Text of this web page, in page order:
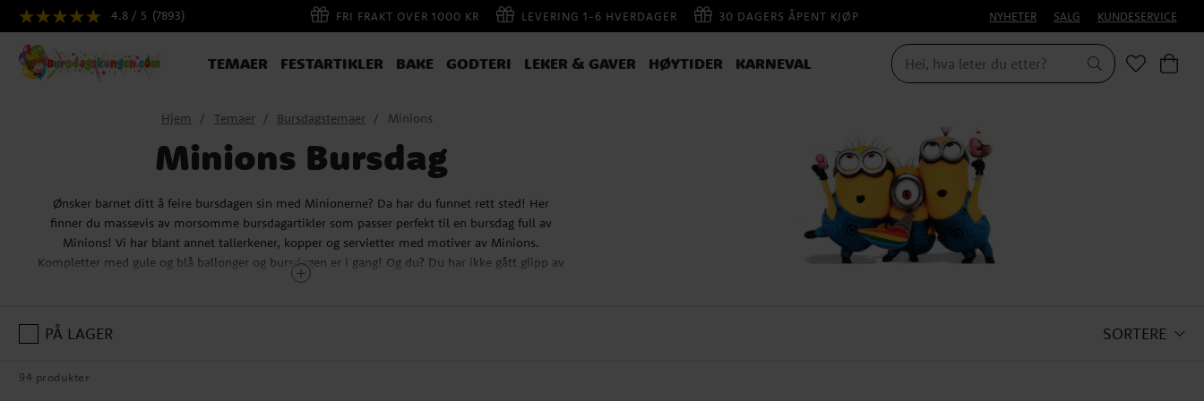
4.8 / 5 (7893) FRI FRAKT OVER 1000 KR LEVERING 1-6 HVERDAGER 30 DAGERS ÅPENT KJØP NYHETER SALG KUNDESERVICE
TEMAER FESTARTIKLER BAKE GODTERI LEKER & GAVER HØYTIDER KARNEVAL
Hjem Temaer Bursdagstemaer Minions
Minions Bursdag
Ønsker barnet ditt å feire bursdagen sin med Minionerne? Da har du funnet rett sted! Her
finner du massevis av morsomme bursdagartikler som passer perfekt til en bursdag full av
Minions! Vi har blant annet tallerkener, kopper og servietter med motiver av Minions.
Kompletter med gule og blå ballonger og bursdagen er i gang! Og du? Du har ikke gått glipp av
at vi også har noen morsomme ting, som puslespill og andre gadgets med Minions, som
PÅ LAGER SORTERE
94 produkter